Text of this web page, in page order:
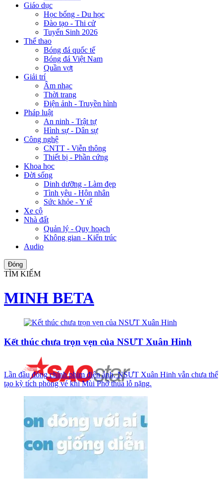
Giáo dục
Học bổng - Du học
Đào tạo - Thi cử
Tuyển Sinh 2026
Thể thao
Bóng đá quốc tế
Bóng đá Việt Nam
Quần vợt
Giải trí
Âm nhạc
Thời trang
Điện ảnh - Truyền hình
Pháp luật
An ninh - Trật tự
Hình sự - Dân sự
Công nghệ
CNTT - Viễn thông
Thiết bị - Phần cứng
Khoa học
Đời sống
Dinh dưỡng - Làm đẹp
Tình yêu - Hôn nhân
Sức khỏe - Y tế
Xe cộ
Nhà đất
Quản lý - Quy hoạch
Không gian - Kiến trúc
Audio
Đóng
TÌM KIẾM
MINH BETA
Kết thúc chưa trọn vẹn của NSƯT Xuân Hinh
Lần đầu đóng chính phim điện ảnh, NSƯT Xuân Hinh vẫn chưa thể
tạo kỳ tích phòng vé khi Mùi Phở thua lỗ nặng.